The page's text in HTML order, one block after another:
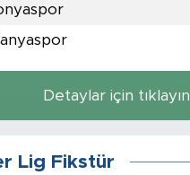
Detaylar için tıklayın
Lig Fikstür